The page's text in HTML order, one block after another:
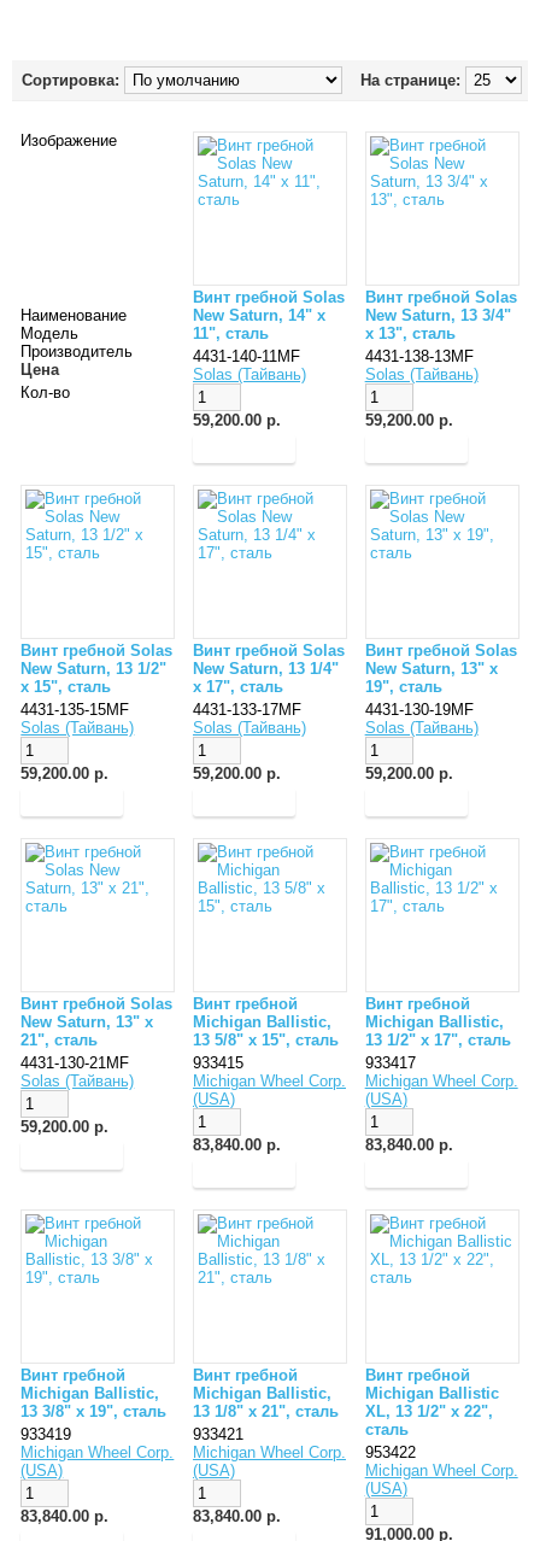
На странице:
Сортировка:
Изображение
Наименование
Модель
Производитель
Цена
Кол-во
Винт гребной Solas
New Saturn, 14" x
11", сталь
4431-140-11MF
Solas (Тайвань)
59,200.00 р.
Винт гребной Solas
New Saturn, 13 3/4"
x 13", сталь
4431-138-13MF
Solas (Тайвань)
59,200.00 р.
Винт гребной Solas
New Saturn, 13 1/2"
x 15", сталь
4431-135-15MF
Solas (Тайвань)
59,200.00 р.
Винт гребной Solas
New Saturn, 13 1/4"
x 17", сталь
4431-133-17MF
Solas (Тайвань)
59,200.00 р.
Винт гребной Solas
New Saturn, 13" x
19", сталь
4431-130-19MF
Solas (Тайвань)
59,200.00 р.
Винт гребной Solas
New Saturn, 13" x
21", сталь
4431-130-21MF
Solas (Тайвань)
59,200.00 р.
Винт гребной
Michigan Ballistic,
13 5/8" x 15", сталь
933415
Michigan Wheel Corp.
(USA)
83,840.00 р.
Винт гребной
Michigan Ballistic,
13 1/2" x 17", сталь
933417
Michigan Wheel Corp.
(USA)
83,840.00 р.
Винт гребной
Michigan Ballistic,
13 3/8" x 19", сталь
933419
Michigan Wheel Corp.
(USA)
83,840.00 р.
Винт гребной
Michigan Ballistic,
13 1/8" x 21", сталь
933421
Michigan Wheel Corp.
(USA)
83,840.00 р.
Винт гребной
Michigan Ballistic
XL, 13 1/2" x 22",
сталь
953422
Michigan Wheel Corp.
(USA)
91,000.00 р.